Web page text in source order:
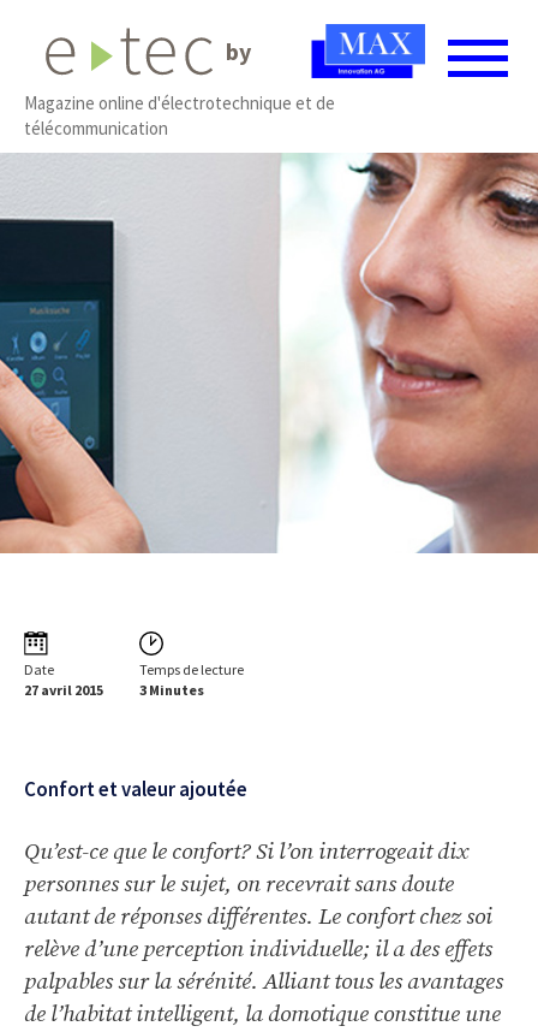
by
Magazine online d'électrotechnique et de
télécommunication
Date
27 avril 2015
Temps de lecture
3 Minutes
Confort et valeur ajoutée
Qu’est-ce que le confort? Si l’on interrogeait dix
personnes sur le sujet, on recevrait sans doute
autant de réponses différentes. Le confort chez soi
relève d’une perception individuelle; il a des effets
palpables sur la sérénité. Alliant tous les avantages
de l’habitat intelligent, la domotique constitue une